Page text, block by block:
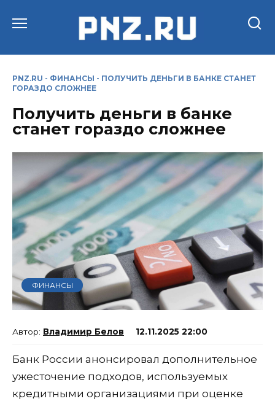
PNZ.RU - ФИНАНСЫ - ПОЛУЧИТЬ ДЕНЬГИ В БАНКЕ СТАНЕТ
ГОРАЗДО СЛОЖНЕЕ
Получить деньги в банке
станет гораздо сложнее
ФИНАНСЫ
Владимир Белов 12.11.2025 22:00
Банк России анонсировал дополнительное
ужесточение подходов, используемых
кредитными организациями при оценке